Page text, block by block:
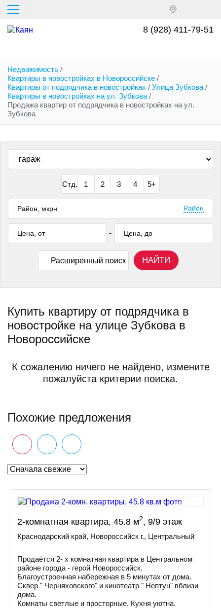
Перейти
основному
содержанию
8 (928) 411-79-51
Недвижимость /
Квартиры в новостройках в Новороссийске /
Квартиры от подрядчика в новостройках / Улица Зубкова /
Квартиры в новостройках на ул. Зубкова /
Продажа квартир от подрядчика в новостройках на ул.
Зубкова
Стд. 1 2 3 4 5+
Район
-
Расширенный поиск НАЙТИ
Купить квартиру от подрядчика в
новостройке на улице Зубкова в
Новороссийске
К сожалению ничего не найдено, измените
пожалуйста критерии поиска.
Похожие предложения
2-комнатная квартира, 45.8 м2, 9/9 этаж
Краснодарский край, Новороссийск г., Центральный
Продаётся 2- х комнатная квартира в Центральном
районе города - герой Новороссийск.
Благоустроенная набережная в 5 минутах от дома.
Сквер " Черняховского" и кинотеатр " Нептун" вблизи
дома.
Комнаты светлые и просторные. Кухня уютна.